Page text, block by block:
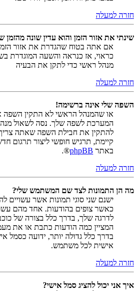
חזרה למעלה
שינתי את אזור הזמן והוא עדין שונה מהזמן
אם אתה בטוח שהגדרת את אזור הזמן
כראוי, אז כנראה והשעה המוגדרת
מנהל ראשי כדי לתקן את הבעיה
חזרה למעלה
השפה שלי אינה ברשימה!
או שהמנהל הראשי לא התקין
המערכת לשפה שלך. נסה לשאול
להתקין את חבילת השפה שאתה
קיימת, תרגיש חופשי ליצור תרגום
באתר phpBB
®.
חזרה למעלה
מה הן התמונות לצד שם המשתמש שלי?
ישנם שני סוגי תמונות אשר
כאשר צופים בהודעות. אחד מהם
לדרגה שלך, בדרך כלל בצורה של
המציין כמה הודעות כתבת או את
בדרך כלל גדולה יותר, ידועה כסמל
אישית לכל משתמש.
חזרה למעלה
איך אני יכול להציג סמל אישי?